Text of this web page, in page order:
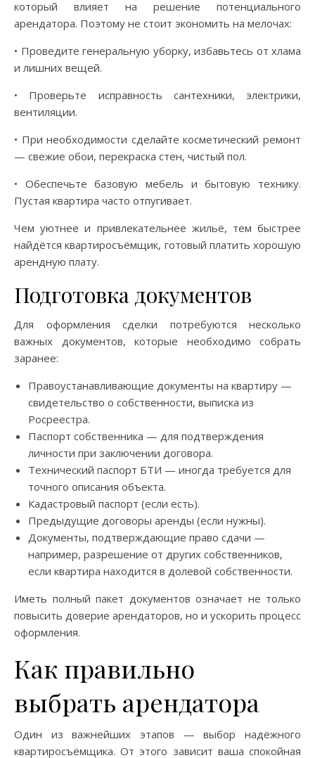
который влияет на решение потенциального
арендатора. Поэтому не стоит экономить на мелочах:
• Проведите генеральную уборку, избавьтесь от хлама
и лишних вещей.
• Проверьте исправность сантехники, электрики,
вентиляции.
• При необходимости сделайте косметический ремонт
— свежие обои, перекраска стен, чистый пол.
• Обеспечьте базовую мебель и бытовую технику.
Пустая квартира часто отпугивает.
Чем уютнее и привлекательнее жильё, тем быстрее
найдётся квартиросъёмщик, готовый платить хорошую
арендную плату.
Подготовка документов
Для оформления сделки потребуются несколько
важных документов, которые необходимо собрать
заранее:
Правоустанавливающие документы на квартиру —
свидетельство о собственности, выписка из
Росреестра.
Паспорт собственника — для подтверждения
личности при заключении договора.
Технический паспорт БТИ — иногда требуется для
точного описания объекта.
Кадастровый паспорт (если есть).
Предыдущие договоры аренды (если нужны).
Документы, подтверждающие право сдачи —
например, разрешение от других собственников,
если квартира находится в долевой собственности.
Иметь полный пакет документов означает не только
повысить доверие арендаторов, но и ускорить процесс
оформления.
Как правильно
выбрать арендатора
Один из важнейших этапов — выбор надёжного
квартиросъёмщика. От этого зависит ваша спокойная